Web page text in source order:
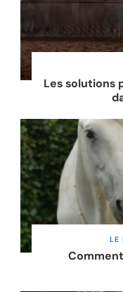
Les solutions
LE